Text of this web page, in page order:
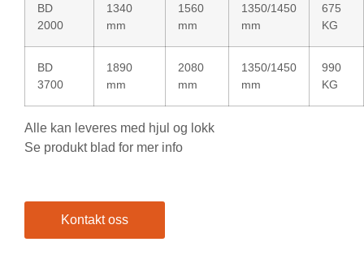
BD
2000
1340
mm
1560
mm
1350/1450
mm
675
KG
BD
3700
1890
mm
2080
mm
1350/1450
mm
990
KG
Alle kan leveres med hjul og lokk
Se produkt blad for mer info
Kontakt oss